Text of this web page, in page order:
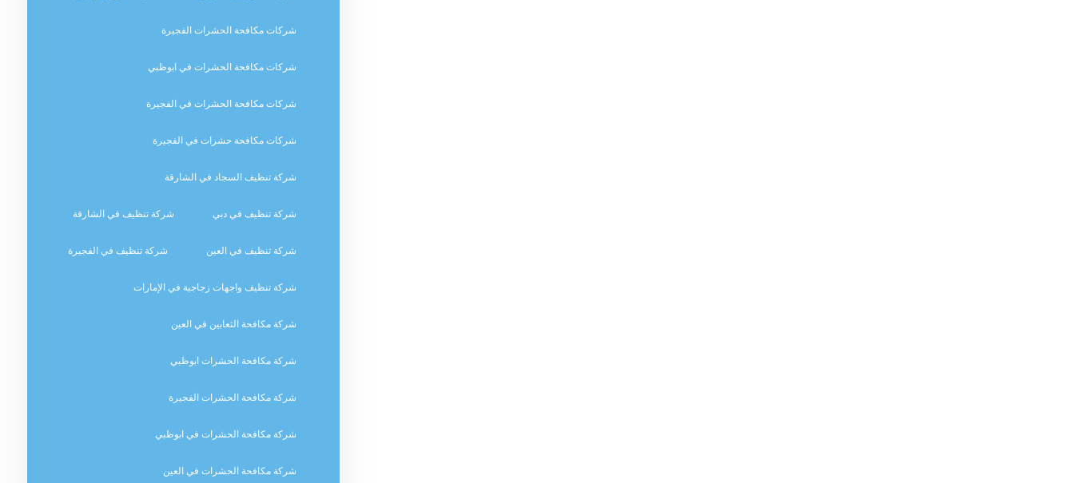
شركات مكافحة الحشرات الفجيرة
شركات مكافحة الحشرات في ابوظبي
شركات مكافحة الحشرات في الفجيرة
شركات مكافحة حشرات في الفجيرة
شركة تنظيف السجاد في الشارقة
شركة تنظيف في دبي شركة تنظيف في الشارقة
شركة تنظيف في العين شركة تنظيف في الفجيرة
شركة تنظيف واجهات زجاجية في الإمارات
شركة مكافحة الثعابين في العين
شركة مكافحة الحشرات ابوظبي
شركة مكافحة الحشرات الفجيرة
شركة مكافحة الحشرات في ابوظبي
شركة مكافحة الحشرات في العين